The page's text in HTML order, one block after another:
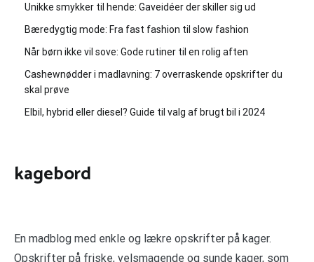
Unikke smykker til hende: Gaveidéer der skiller sig ud
Bæredygtig mode: Fra fast fashion til slow fashion
Når børn ikke vil sove: Gode rutiner til en rolig aften
Cashewnødder i madlavning: 7 overraskende opskrifter du
skal prøve
Elbil, hybrid eller diesel? Guide til valg af brugt bil i 2024
kagebord
En madblog med enkle og lækre opskrifter på kager.
Opskrifter på friske, velsmagende og sunde kager, som